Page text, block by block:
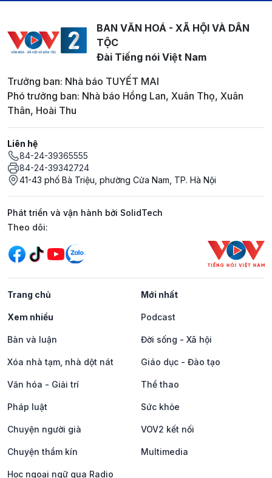
BAN VĂN HOÁ - XÃ HỘI VÀ DÂN
TỘC
Đài Tiếng nói Việt Nam
Trưởng ban: Nhà báo TUYẾT MAI
Phó trưởng ban: Nhà báo Hồng Lan, Xuân Thọ, Xuân
Thân, Hoài Thu
Liên hệ
84-24-39365555
84-24-39342724
41-43 phố Bà Triệu, phường Cửa Nam, TP. Hà Nội
Phát triển và vận hành bởi SolidTech
Mạng xã hội
Theo dõi:
Trang chủ Mới nhất
Xem nhiều Podcast
Bàn và luận Đời sống - Xã hội
Xóa nhà tạm, nhà dột nát Giáo dục - Đào tạo
Văn hóa - Giải trí Thể thao
Pháp luật Sức khỏe
Chuyện người già VOV2 kết nối
Chuyện thầm kín Multimedia
Học ngoại ngữ qua Radio